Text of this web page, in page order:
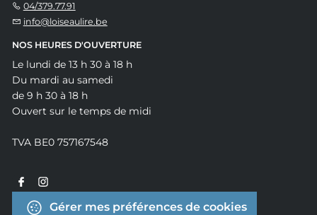
04/379.77.91
info@loiseaulire.be
NOS HEURES D'OUVERTURE
Le lundi de 13 h 30 à 18 h
Du mardi au samedi
de 9 h 30 à 18 h
Ouvert sur le temps de midi
TVA BE0 757167548
Gérer mes préférences de cookies